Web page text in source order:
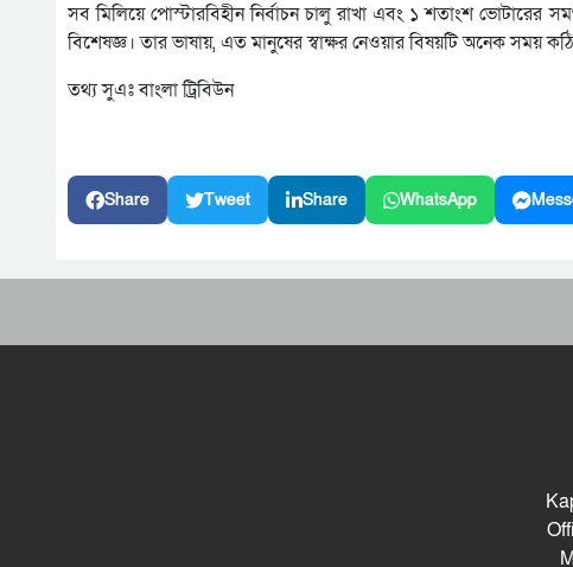
সব মিলিয়ে পোস্টারবিহীন নির্বাচন চালু রাখা এবং ১ শতাংশ ভোটারের
বিশেষজ্ঞ। তার ভাষায়, এত মানুষের স্বাক্ষর নেওয়ার বিষয়টি অনেক সময়
তথ্য সুএঃ বাংলা ট্রিবিউন
Share Tweet Share WhatsApp